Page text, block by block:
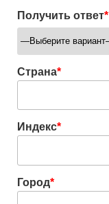
Получить ответ*
Страна*
Индекс*
Город*